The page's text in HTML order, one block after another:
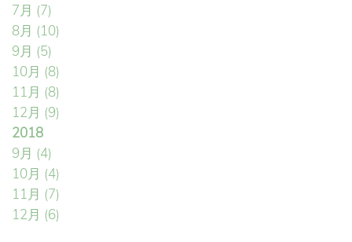
7月 (7)
8月 (10)
9月 (5)
10月 (8)
11月 (8)
12月 (9)
2018
9月 (4)
10月 (4)
11月 (7)
12月 (6)